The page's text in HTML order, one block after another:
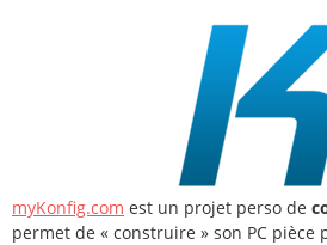
myKonfig.com est un projet perso de
permet de « construire » son PC pièce